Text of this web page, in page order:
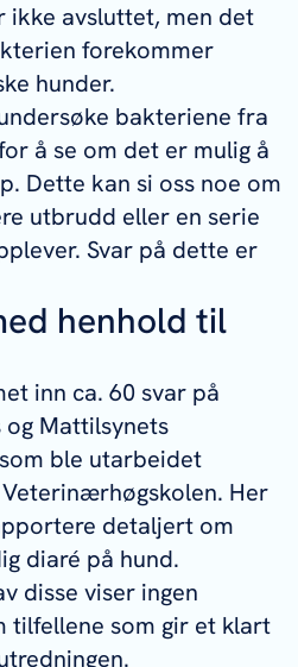
ikke avsluttet, men det
forekommer
hunder.
bakteriene fra
å se om det er mulig å
Dette kan si oss noe om
utbrudd eller en serie
Svar på dette er
henhold til
inn ca. 60 svar på
Mattilsynets
ble utarbeidet
Her
detaljert om
diaré på hund.
disse viser ingen
tilfellene som gir et klart